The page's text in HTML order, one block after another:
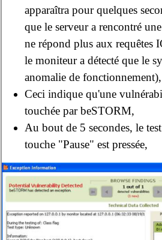
apparaîtra pour quelques
que le serveur a rencontré
ne répond plus aux requêtes
le moniteur a détecté que le
anomalie de fonctionnement),
Ceci indique qu'une
touchée par beSTORM,
Au bout de 5 secondes, le
touche "Pause" est pressée,